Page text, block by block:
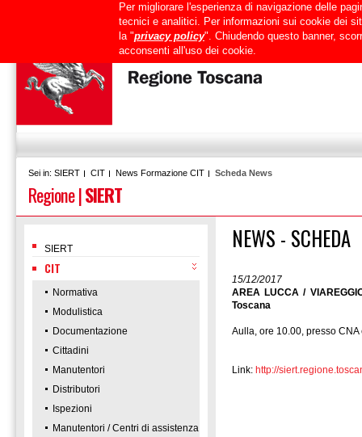
Mappa del sito RTRT Intranet
Sei in: SIERT CIT News Formazione CIT Scheda News
Regione|SIERT
SIERT
CIT
Normativa
Modulistica
Documentazione
Cittadini
Manutentori
Distributori
Ispezioni
Manutentori / Centri di assistenza
NEWS - SCHEDA
15/12/2017
AREA LUCCA /
Toscana
Aulla, ore 10.00, presso
Link: http://
Per migliorare l'esperienza di navigazione delle
tecnici e analitici. Per informazioni sui cookie dei
la "privacy policy". Chiudendo questo banner,
acconsenti all'uso dei cookie.